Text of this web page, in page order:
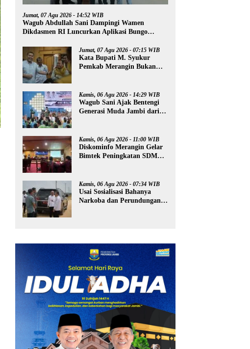
Jumat, 07 Agu 2026 - 14:52 WIB
Wagub Abdullah Sani Dampingi Wamen
Dikdasmen RI Luncurkan Aplikasi Bungo
Jumat, 07 Agu 2026 - 07:15 WIB
Kata Bupati M. Syukur
Pemkab Merangin Bukan
Kamis, 06 Agu 2026 - 14:29 WIB
Wagub Sani Ajak Bentengi
Generasi Muda Jambi dari
Kamis, 06 Agu 2026 - 11:00 WIB
Diskominfo Merangin Gelar
Bimtek Peningkatan SDM
Kamis, 06 Agu 2026 - 07:34 WIB
Usai Sosialisasi Bahanya
Narkoba dan Perundungan,